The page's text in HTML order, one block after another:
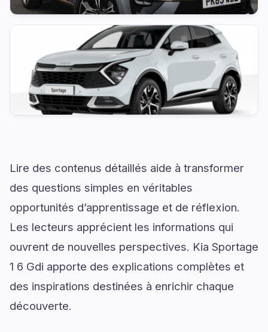
Lire des contenus détaillés aide à transformer
des questions simples en véritables
opportunités d’apprentissage et de réflexion.
Les lecteurs apprécient les informations qui
ouvrent de nouvelles perspectives. Kia Sportage
1 6 Gdi apporte des explications complètes et
des inspirations destinées à enrichir chaque
découverte.